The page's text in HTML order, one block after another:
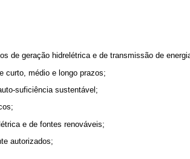
de geração hidrelétrica e de transmissão de
curto, médio e longo prazos;
suficiência sustentável;
e de fontes renováveis;
autorizados;